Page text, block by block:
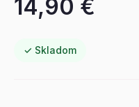
14,90 €
✓ Skladom